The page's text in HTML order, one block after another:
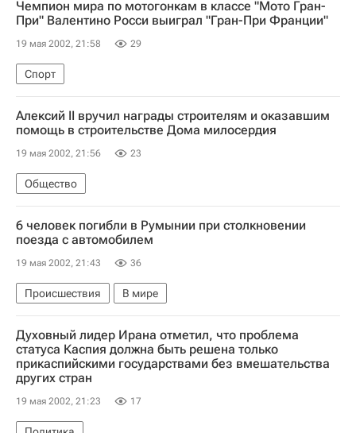
Чемпион мира по мотогонкам в классе "Мото Гран-
При" Валентино Росси выиграл "Гран-При Франции"
19 мая 2002, 21:58 29
Спорт
Алексий II вручил награды строителям и оказавшим
помощь в строительстве Дома милосердия
19 мая 2002, 21:56 23
Общество
6 человек погибли в Румынии при столкновении
поезда с автомобилем
19 мая 2002, 21:43 36
Происшествия В мире
Духовный лидер Ирана отметил, что проблема
статуса Каспия должна быть решена только
прикаспийскими государствами без вмешательства
других стран
19 мая 2002, 21:23 17